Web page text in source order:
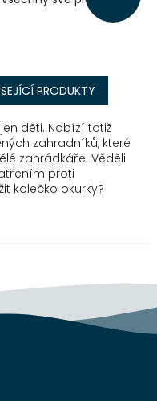
PRODUKTY
děti. Nabízí totiž
zahradníků, které
zahrádkáře. Věděli
proti
kolečko okurky?